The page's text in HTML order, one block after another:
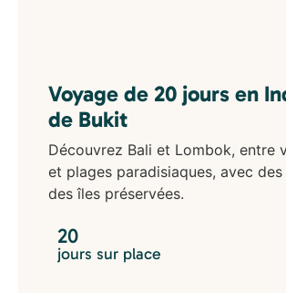
Voyage de 20 jours en
de Bukit
Découvrez Bali et Lombok, entre
et plages paradisiaques, avec
des îles préservées.
20
jours sur place